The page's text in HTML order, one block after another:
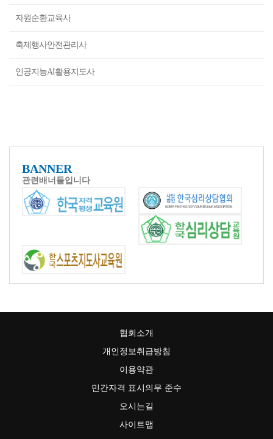
자원순환교육사
축제행사안전관리사
인공지능AI활용지도사
BANNER
관련배너들입니다
협회소개
개인정보취급방침
이용약관
민간자격 표시의무 준수
오시는길
사이트맵